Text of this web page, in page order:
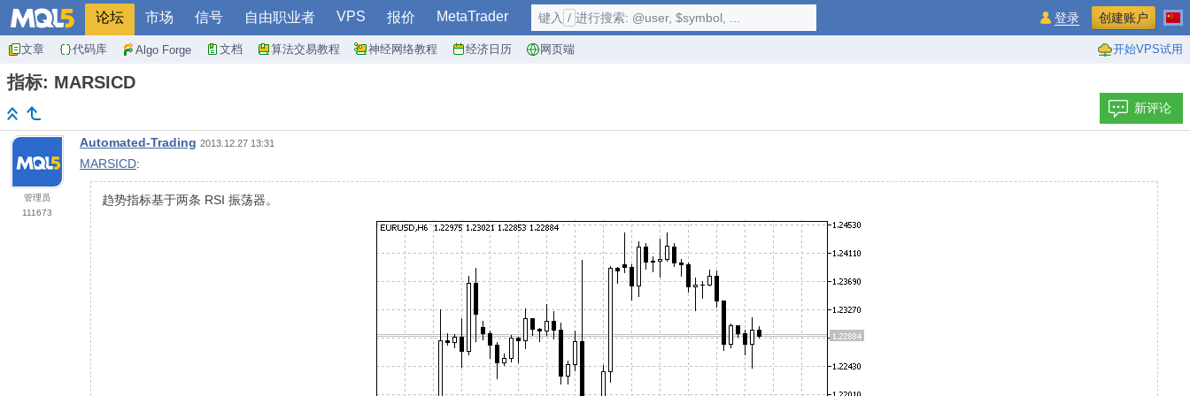
论坛 市场 信号 自由职业者 VPS 报价 MetaTrader
文章 代码库 Algo Forge 文档 算法交易教程 神经网络教程 经济日历 网页端 开始VPS试用
键入 / 进行搜索: @user, $symbol, ... 登录 创建账户
指标: MARSICD
新评论
管理员
111673
Automated-Trading 2013.12.27 13:31
MARSICD:
趋势指标基于两条 RSI 振荡器。